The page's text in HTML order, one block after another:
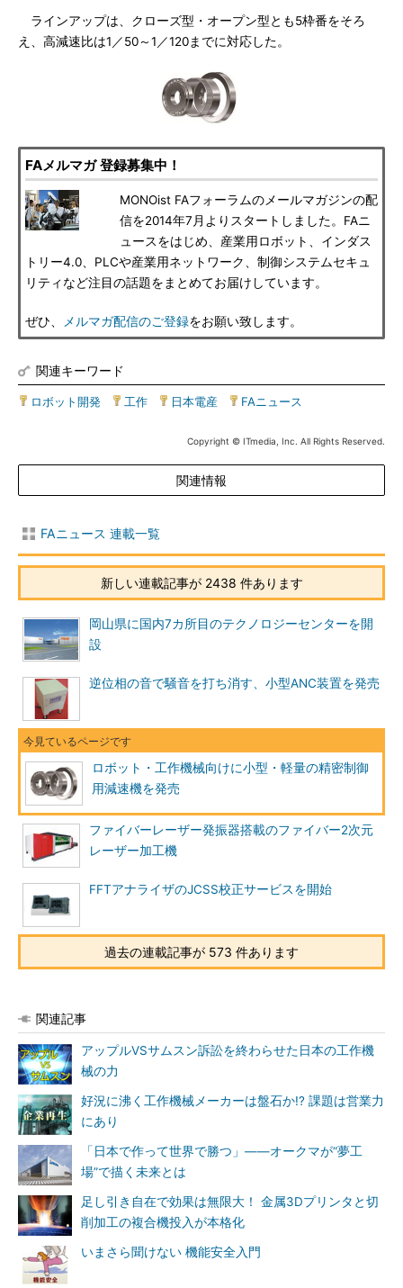
ラインアップは、クローズ型・オープン型とも5枠番をそろ
え、高減速比は1／50～1／120までに対応した。
FAメルマガ 登録募集中！
MONOist FAフォーラムのメールマガジンの配
信を2014年7月よりスタートしました。FAニ
ュースをはじめ、産業用ロボット、インダス
トリー4.0、PLCや産業用ネットワーク、制御システムセキュ
リティなど注目の話題をまとめてお届けしています。
ぜひ、 メルマガ配信のご登録をお願い致します。
関連キーワード
ロボット開発 工作 日本電産 FAニュース
Copyright © ITmedia, Inc. All Rights Reserved.
関連情報
FAニュース 連載一覧
新しい連載記事が 2438 件あります
岡山県に国内7カ所目のテクノロジーセンターを開
設
逆位相の音で騒音を打ち消す、小型ANC装置を発売
ロボット・工作機械向けに小型・軽量の精密制御
用減速機を発売
ファイバーレーザー発振器搭載のファイバー2次元
レーザー加工機
FFTアナライザのJCSS校正サービスを開始
過去の連載記事が 573 件あります
関連記事
アップルVSサムスン訴訟を終わらせた日本の工作機
械の力
好況に沸く工作機械メーカーは盤石か!? 課題は営業力
にあり
「日本で作って世界で勝つ」――オークマが“夢工
場”で描く未来とは
足し引き自在で効果は無限大！ 金属3Dプリンタと切
削加工の複合機投入が本格化
いまさら聞けない 機能安全入門